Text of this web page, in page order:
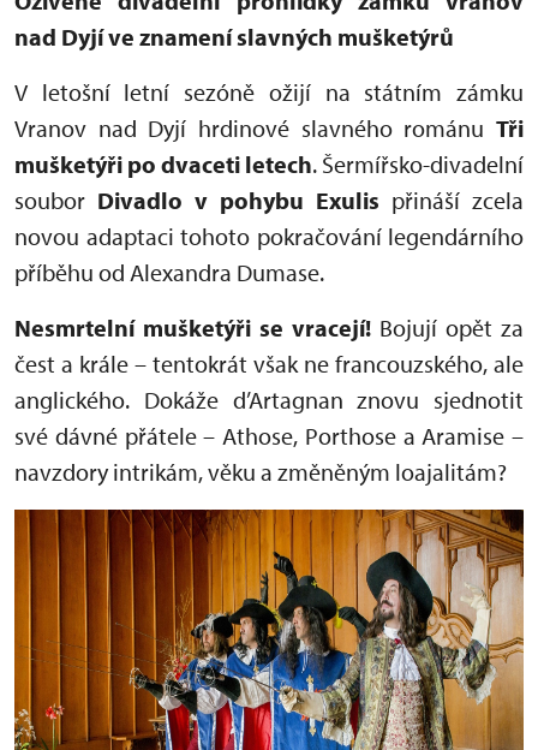
nad Dyjí ve znamení slavných mušketýrů
V letošní letní sezóně ožijí na státním zámku
Vranov nad Dyjí hrdinové slavného románu Tři
mušketýři po dvaceti letech. Šermířsko-divadelní
soubor Divadlo v pohybu Exulis přináší zcela
novou adaptaci tohoto pokračování legendárního
příběhu od Alexandra Dumase.
Nesmrtelní mušketýři se vracejí! Bojují opět za
čest a krále – tentokrát však ne francouzského, ale
anglického. Dokáže d’Artagnan znovu sjednotit
své dávné přátele – Athose, Porthose a Aramise –
navzdory intrikám, věku a změněným loajalitám?